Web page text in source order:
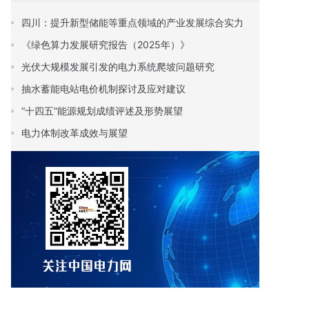
四川：提升新型储能等重点领域的产业发展综合实力
《绿色算力发展研究报告（2025年）》
光伏大规模发展引发的电力系统爬坡问题研究
抽水蓄能电站电价机制探讨及应对建议
“十四五”能源规划成绩评述及形势展望
电力体制改革成效与展望